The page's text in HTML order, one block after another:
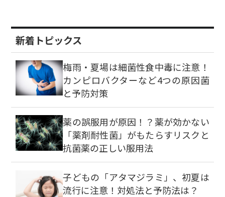
新着トピックス
梅雨・夏場は細菌性食中毒に注意！
カンピロバクターなど4つの原因菌
と予防対策
薬の誤服用が原因！？薬が効かない
「薬剤耐性菌」がもたらすリスクと
抗菌薬の正しい服用法
子どもの「アタマジラミ」、初夏は
流行に注意！対処法と予防法は？